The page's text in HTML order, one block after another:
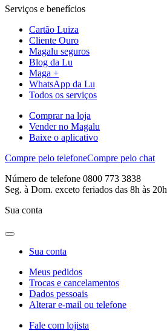
Serviços e benefícios
Cartão Luiza
Cliente Ouro
Magalu seguros
Blog da Lu
Maga +
WhatsApp da Lu
Todos os serviços
Comprar na loja
Vender no Magalu
Baixe o aplicativo
Compre pelo telefoneCompre pelo chat
Número de telefone 0800 773 3838
Seg. à Dom. exceto feriados das 8h às 20h
Sua conta
Sua conta
Meus pedidos
Trocas e cancelamentos
Dados pessoais
Alterar e-mail ou telefone
Fale com lojista